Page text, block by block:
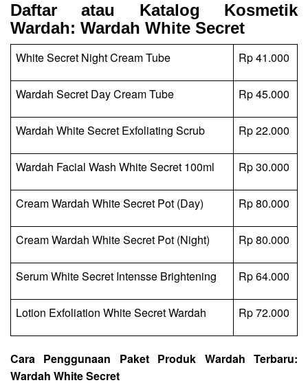
Daftar atau Katalog Kosmetik
Wardah: Wardah White Secret
White Secret Night Cream Tube Rp 41.000
Wardah Secret Day Cream Tube Rp 45.000
Wardah White Secret Exfoliating Scrub Rp 22.000
Wardah Facial Wash White Secret 100ml Rp 30.000
Cream Wardah White Secret Pot (Day) Rp 80.000
Cream Wardah White Secret Pot (Night) Rp 80.000
Serum White Secret Intensse Brightening Rp 64.000
Lotion Exfoliation White Secret Wardah Rp 72.000
Cara Penggunaan Paket Produk Wardah Terbaru:
Wardah White Secret